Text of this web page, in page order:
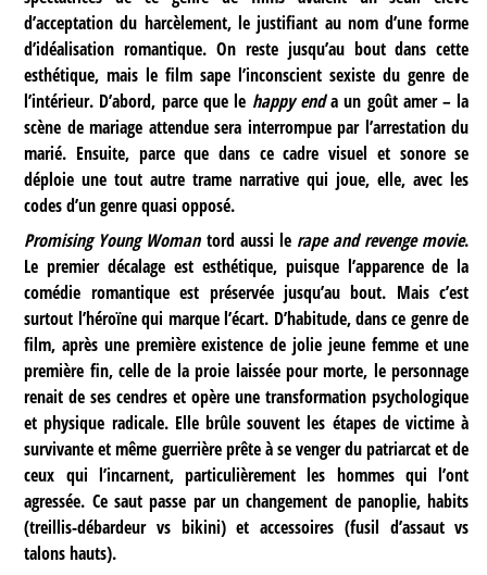
d’acceptation du harcèlement, le justifiant au nom d’une forme
d’idéalisation romantique. On reste jusqu’au bout dans cette
esthétique, mais le film sape l’inconscient sexiste du genre de
l’intérieur. D’abord, parce que le happy enda un goût amer – la
scène de mariage attendue sera interrompue par l’arrestation du
marié. Ensuite, parce que dans ce cadre visuel et sonore se
déploie une tout autre trame narrative qui joue, elle, avec les
codes d’un genre quasi opposé.
Promising Young Womantord aussi le rape and revenge movie.
Le premier décalage est esthétique, puisque l’apparence de la
comédie romantique est préservée jusqu’au bout. Mais c’est
surtout l’héroïne qui marque l’écart. D’habitude, dans ce genre de
film, après une première existence de jolie jeune femme et une
première fin, celle de la proie laissée pour morte, le personnage
renait de ses cendres et opère une transformation psychologique
et physique radicale. Elle brûle souvent les étapes de victime à
survivante et même guerrière prête à se venger du patriarcat et de
ceux qui l’incarnent, particulièrement les hommes qui l’ont
agressée. Ce saut passe par un changement de panoplie, habits
(treillis-débardeur vs bikini) et accessoires (fusil d’assaut vs
talons hauts).